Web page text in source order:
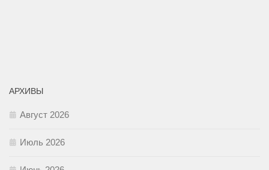
АРХИВЫ
Август 2026
Июль 2026